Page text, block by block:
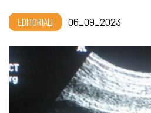
EDITORIALI 06_09_2023